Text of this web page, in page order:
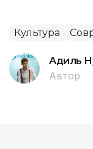
Культура
Адиль
Автор